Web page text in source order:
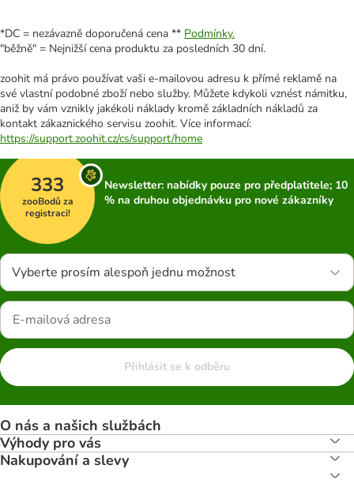
*DC = nezávazně doporučená cena ** Podmínky.
"běžně" = Nejnižší cena produktu za posledních 30 dní.
zoohit má právo používat vaši e-mailovou adresu k přímé reklamě na
své vlastní podobné zboží nebo služby. Můžete kdykoli vznést námitku,
aniž by vám vznikly jakékoli náklady kromě základních nákladů za
kontakt zákaznického servisu zoohit. Více informací:
https://support.zoohit.cz/cs/support/home
333
zooBodů za
registraci!
Newsletter: nabídky pouze pro předplatitele; 10
% na druhou objednávku pro nové zákazníky
Vyberte prosím alespoň jednu možnost
Přihlásit se k odběru
O nás a našich službách
Výhody pro vás
Nakupování a slevy